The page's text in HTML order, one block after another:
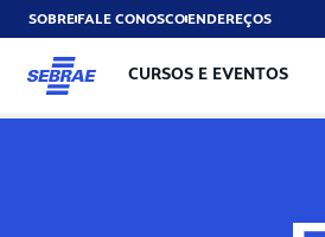
SOBREFALE CONOSCOENDEREÇOS
CURSOS E EVENTOS